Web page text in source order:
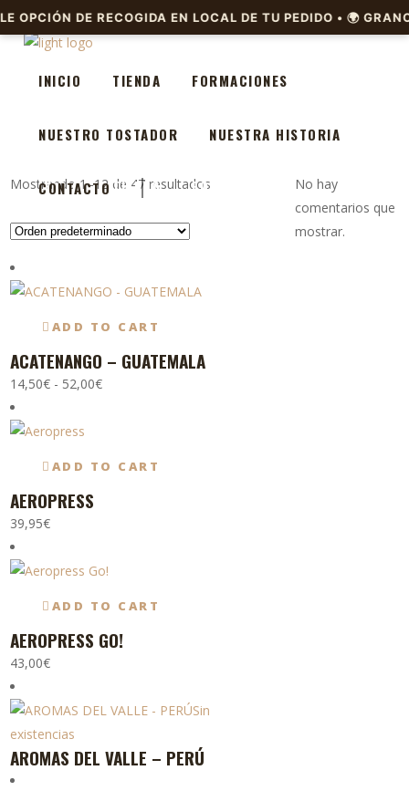
INICIO TIENDA FORMACIONES
INICIO TIENDA FORMACIONES
NUESTRO TOSTADOR NUESTRA HISTORIA
CONTACTO
Mostrando 1–12 de 47 resultados
ADD TO CART
Este
producto
tiene
múltiples
opciones
se
pueden
elegir
página
de
producto
ACATENANGO – GUATEMALA
14,50€ - 52,00€Rango
ADD TO CART
AEROPRESS
39,95€
ADD TO CART
AEROPRESS GO!
43,00€
Sin
existencias
Este
producto
AROMAS DEL VALLE – PERÚ
No hay
comentarios que
mostrar.